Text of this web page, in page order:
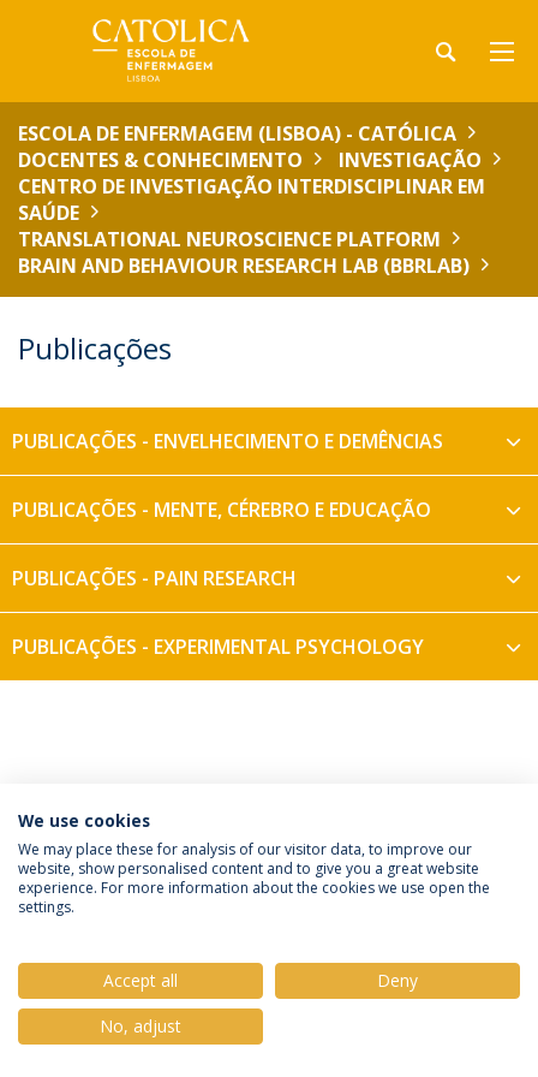
ESCOLA DE ENFERMAGEM (LISBOA) - CATÓLICA
DOCENTES & CONHECIMENTO
INVESTIGAÇÃO
CENTRO DE INVESTIGAÇÃO INTERDISCIPLINAR EM
SAÚDE
TRANSLATIONAL NEUROSCIENCE PLATFORM
BRAIN AND BEHAVIOUR RESEARCH LAB (BBRLAB)
Publicações
PUBLICAÇÕES - ENVELHECIMENTO E DEMÊNCIAS
PUBLICAÇÕES - MENTE, CÉREBRO E EDUCAÇÃO
PUBLICAÇÕES - PAIN RESEARCH
PUBLICAÇÕES - EXPERIMENTAL PSYCHOLOGY
Política de Privacidade
Termos e Condições
Direitos do Titular dos Dados
© 2026 Universidade Católica Portuguesa
We use cookies
We may place these for analysis of our visitor data, to improve our
website, show personalised content and to give you a great website
experience. For more information about the cookies we use open the
settings.
Accept all
Deny
No, adjust